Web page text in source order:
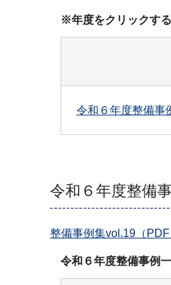
※年度をクリックす
令和６年度整備事
令和６年度整備
整備事例集vol.19（PDF
令和６年度整備事例